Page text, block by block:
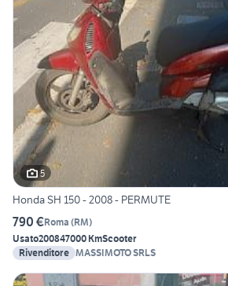
5
Honda SH 150 - 2008 - PERMUTE
790 €Roma (RM)
Usato200847000 KmScooter
Rivenditore MASSIMOTO SRLS